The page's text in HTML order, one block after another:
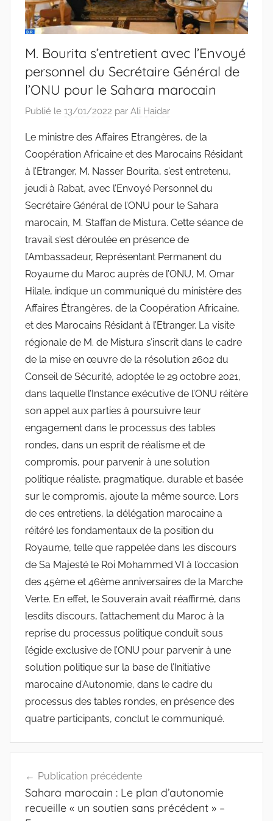
M. Bourita s’entretient avec l’Envoyé
personnel du Secrétaire Général de
l’ONU pour le Sahara marocain
Publié le 13/01/2022 par Ali Haidar
Le ministre des Affaires Etrangères, de la
Coopération Africaine et des Marocains Résidant
à l’Etranger, M. Nasser Bourita, s’est entretenu,
jeudi à Rabat, avec l’Envoyé Personnel du
Secrétaire Général de l’ONU pour le Sahara
marocain, M. Staffan de Mistura. Cette séance de
travail s’est déroulée en présence de
l’Ambassadeur, Représentant Permanent du
Royaume du Maroc auprès de l’ONU, M. Omar
Hilale, indique un communiqué du ministère des
Affaires Étrangères, de la Coopération Africaine,
et des Marocains Résidant à l’Etranger. La visite
régionale de M. de Mistura s’inscrit dans le cadre
de la mise en œuvre de la résolution 2602 du
Conseil de Sécurité, adoptée le 29 octobre 2021,
dans laquelle l’Instance exécutive de l’ONU réitère
son appel aux parties à poursuivre leur
engagement dans le processus des tables
rondes, dans un esprit de réalisme et de
compromis, pour parvenir à une solution
politique réaliste, pragmatique, durable et basée
sur le compromis, ajoute la même source. Lors
de ces entretiens, la délégation marocaine a
réitéré les fondamentaux de la position du
Royaume, telle que rappelée dans les discours
de Sa Majesté le Roi Mohammed VI à l’occasion
des 45ème et 46ème anniversaires de la Marche
Verte. En effet, le Souverain avait réaffirmé, dans
lesdits discours, l’attachement du Maroc à la
reprise du processus politique conduit sous
l’égide exclusive de l’ONU pour parvenir à une
solution politique sur la base de l’Initiative
marocaine d’Autonomie, dans le cadre du
processus des tables rondes, en présence des
quatre participants, conclut le communiqué.
de
l’article
Publication précédente
Sahara marocain : Le plan d’autonomie
recueille « un soutien sans précédent » –